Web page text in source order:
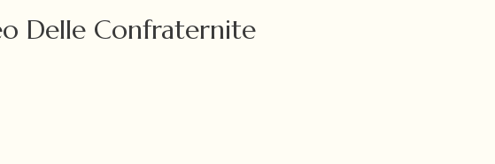
Delle Confraternite